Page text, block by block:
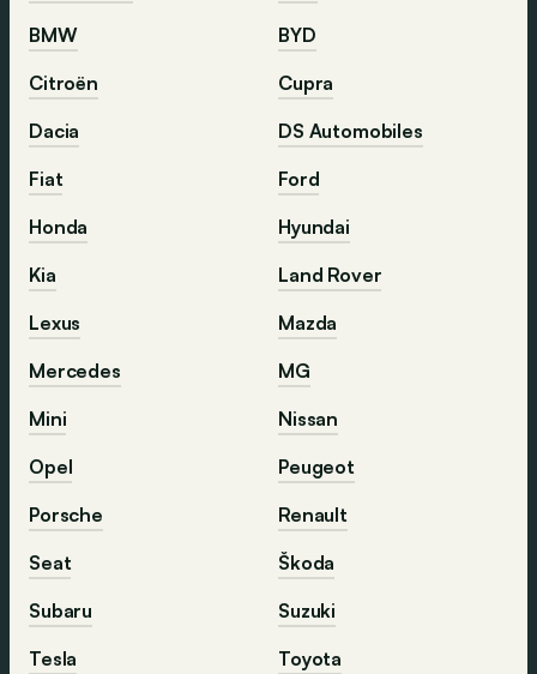
BMW
BYD
Citroën
Cupra
Dacia
DS Automobiles
Fiat
Ford
Honda
Hyundai
Kia
Land Rover
Lexus
Mazda
Mercedes
MG
Mini
Nissan
Opel
Peugeot
Porsche
Renault
Seat
Škoda
Subaru
Suzuki
Tesla
Toyota